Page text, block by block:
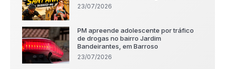
23/07/2026
PM apreende adolescente por tráfico
de drogas no bairro Jardim
Bandeirantes, em Barroso
23/07/2026